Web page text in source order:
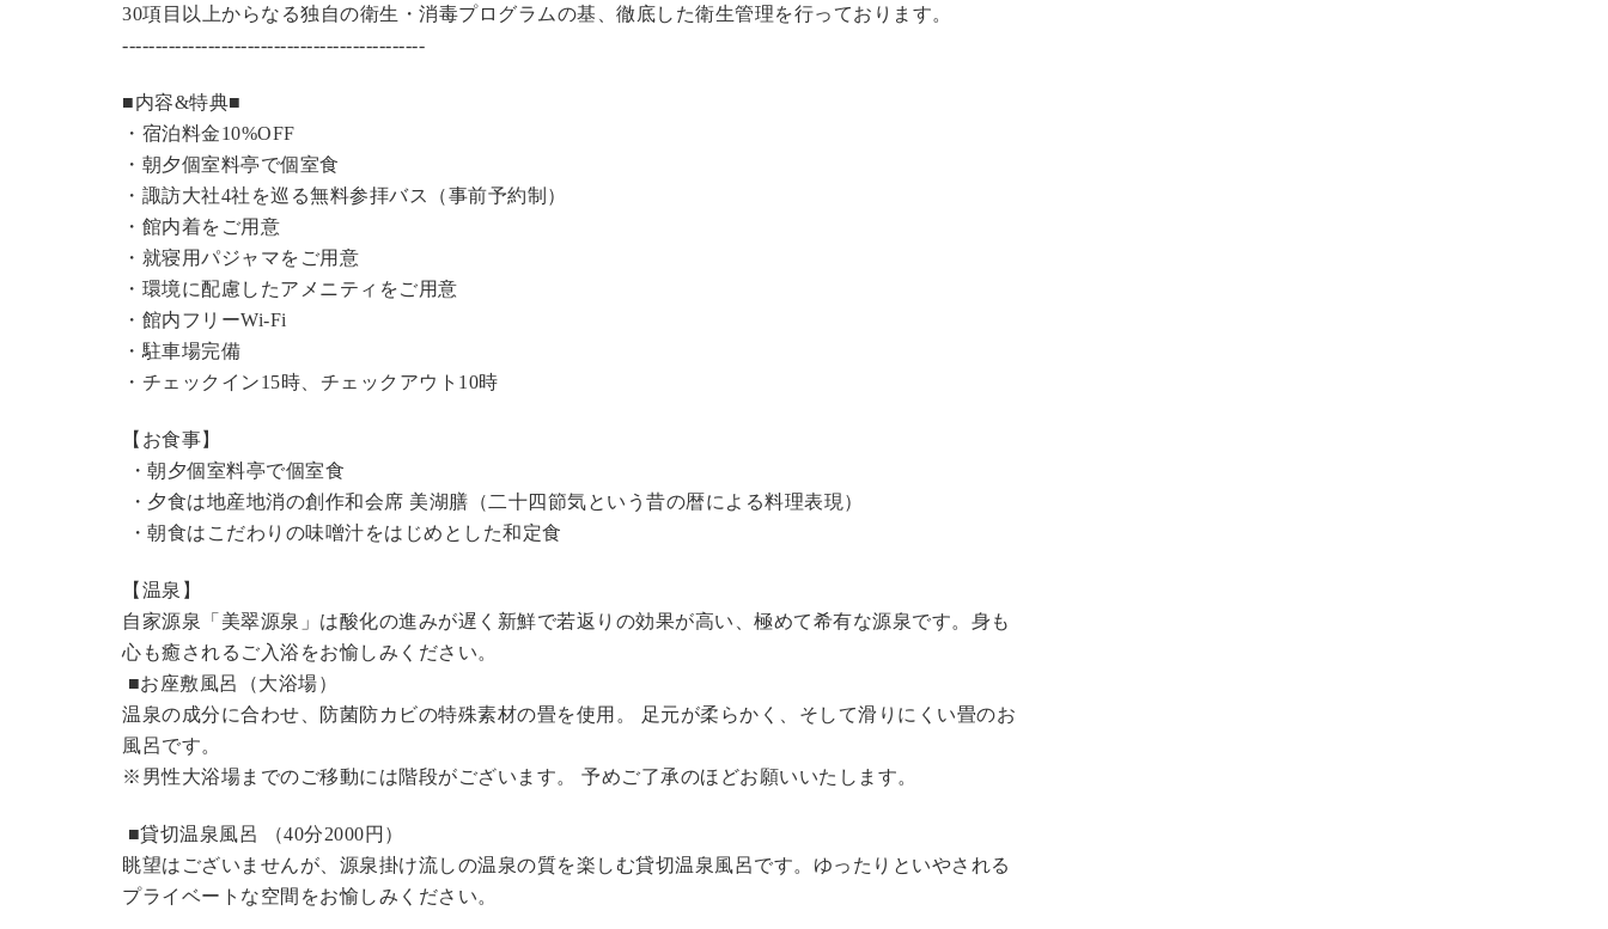
30項目以上からなる独自の衛生・消毒プログラムの基、徹底した衛生管理を行っております。
----------------------------------------------
■内容&特典■
・宿泊料金10%OFF
・朝夕個室料亭で個室食
・諏訪大社4社を巡る無料参拝バス（事前予約制）
・館内着をご用意
・就寝用パジャマをご用意
・環境に配慮したアメニティをご用意
・館内フリーWi-Fi
・駐車場完備
・チェックイン15時、チェックアウト10時
【お食事】
・朝夕個室料亭で個室食
・夕食は地産地消の創作和会席 美湖膳（二十四節気という昔の暦による料理表現）
・朝食はこだわりの味噌汁をはじめとした和定食
【温泉】
自家源泉「美翠源泉」は酸化の進みが遅く新鮮で若返りの効果が高い、極めて希有な源泉です。身も
心も癒されるご入浴をお愉しみください。
■お座敷風呂（大浴場）
温泉の成分に合わせ、防菌防カビの特殊素材の畳を使用。 足元が柔らかく、そして滑りにくい畳のお
風呂です。
※男性大浴場までのご移動には階段がございます。 予めご了承のほどお願いいたします。
■貸切温泉風呂 （40分2000円）
眺望はございませんが、源泉掛け流しの温泉の質を楽しむ貸切温泉風呂です。ゆったりといやされる
プライベートな空間をお愉しみください。